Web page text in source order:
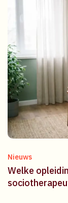
Nieuws
Welke